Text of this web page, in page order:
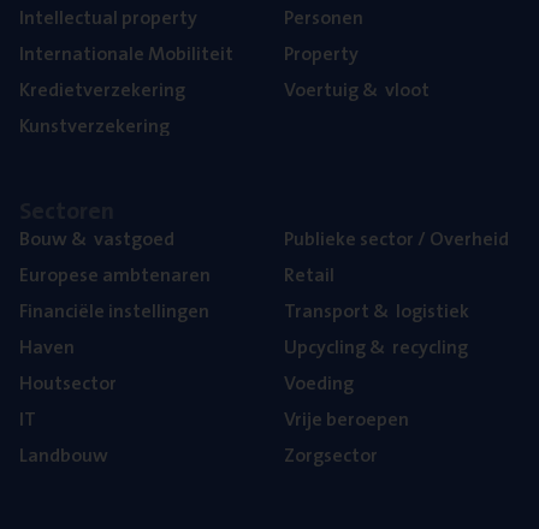
Intel­lec­tu­al property
Inter­na­ti­o­na­le Mobiliteit
Kre­diet­ver­ze­ke­ring
Kunst­ver­ze­ke­ring
Per­so­nen
Pro­per­ty
Voer­tuig& vloot
Bouw& vastgoed
Euro­pe­se ambtenaren
Finan­ci­ë­le instellingen
Haven
Hout­sec­tor
IT
Land­bouw
Publie­ke sec­tor / Overheid
Retail
Trans­port& logistiek
Upcy­cling& recycling
Voe­ding
Vrije beroe­pen
Zorg­sec­tor